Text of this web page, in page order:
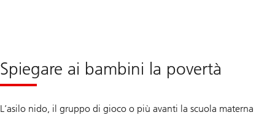
Spiegare ai bambini la povertà
L’asilo nido, il gruppo di gioco o più avanti la scuola materna